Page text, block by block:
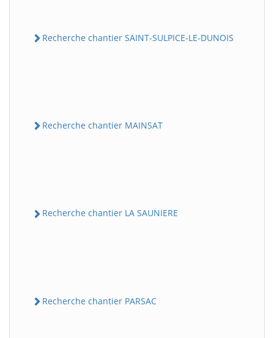
Recherche chantier SAINT-SULPICE-LE-DUNOIS
Recherche chantier MAINSAT
Recherche chantier LA SAUNIERE
Recherche chantier PARSAC